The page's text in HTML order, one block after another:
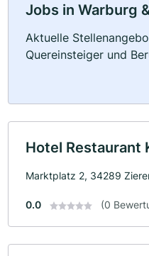
Jobs in Warburg
Aktuelle
Quereinsteiger und
Hotel Restaurant
Marktplatz 2, 34289
0.0 (0